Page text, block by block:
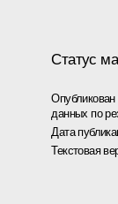
Статус
данных по
Дата
Текстовая